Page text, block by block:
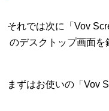
それでは次に「Vov
のデスクトップ画面を
まずはお使いの「Vov